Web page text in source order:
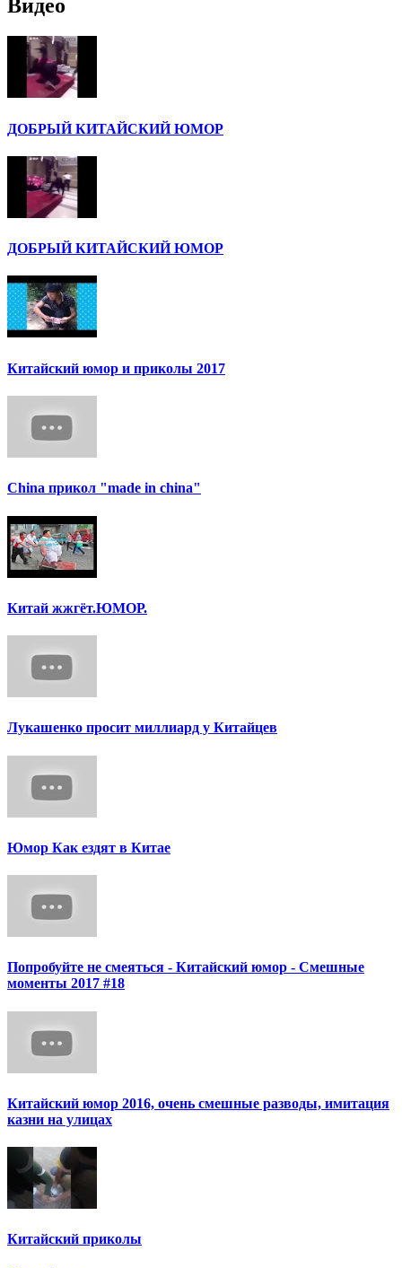
Видео
ДОБРЫЙ КИТАЙСКИЙ ЮМОР
ДОБРЫЙ КИТАЙСКИЙ ЮМОР
Китайский юмор и приколы 2017
China прикол "made in china"
Китай жжгёт.ЮМОР.
Лукашенко просит миллиард у Китайцев
Юмор Как ездят в Китае
Попробуйте не смеяться - Китайский юмор - Смешные
моменты 2017 #18
Китайский юмор 2016, очень смешные разводы, имитация
казни на улицах
Китайский приколы